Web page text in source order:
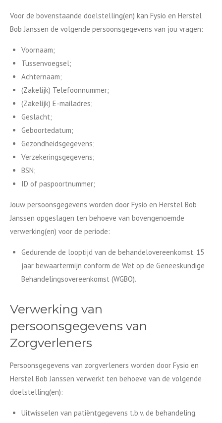
Voor de bovenstaande doelstelling(en) kan Fysio en Herstel
Bob Janssen de volgende persoonsgegevens van jou vragen:
Voornaam;
Tussenvoegsel;
Achternaam;
(Zakelijk) Telefoonnummer;
(Zakelijk) E-mailadres;
Geslacht;
Geboortedatum;
Gezondheidsgegevens;
Verzekeringsgegevens;
BSN;
ID of paspoortnummer;
Jouw persoonsgegevens worden door Fysio en Herstel Bob
Janssen opgeslagen ten behoeve van bovengenoemde
verwerking(en) voor de periode:
Gedurende de looptijd van de behandelovereenkomst. 15
jaar bewaartermijn conform de Wet op de Geneeskundige
Behandelingsovereenkomst (WGBO).
Verwerking van
persoonsgegevens van
Zorgverleners
Persoonsgegevens van zorgverleners worden door Fysio en
Herstel Bob Janssen verwerkt ten behoeve van de volgende
doelstelling(en):
Uitwisselen van patiëntgegevens t.b.v. de behandeling.